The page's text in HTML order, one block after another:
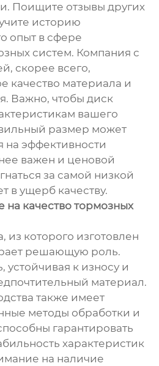
Поищите отзывы других
историю
опыт в сфере
систем. Компания с
скорее всего,
качество материала и
Важно, чтобы диск
вашего
размер может
на эффективности
важен и ценовой
за самой низкой
в ущерб качеству.
качество тормозных
из которого изготовлен
решающую роль.
устойчивая к износу и
материал.
также имеет
методы обработки и
гарантировать
характеристик
на наличие